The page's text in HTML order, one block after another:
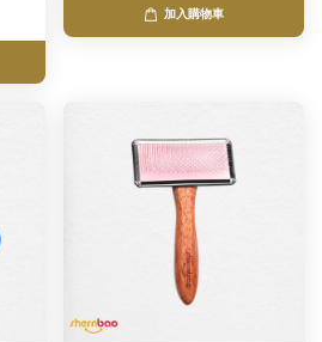
加入購物車